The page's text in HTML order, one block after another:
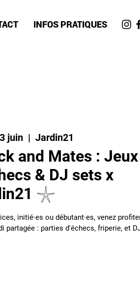
INFOS PRATIQUES
juin
  |
Jardin21
and Mates : Jeux
& DJ sets x
𓇼
initié·es ou débutant·es, venez
partagée : parties d'échecs, friperie, et DJ